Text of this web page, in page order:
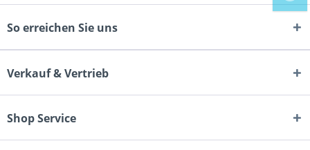
So erreichen Sie uns
Verkauf & Vertrieb
Shop Service